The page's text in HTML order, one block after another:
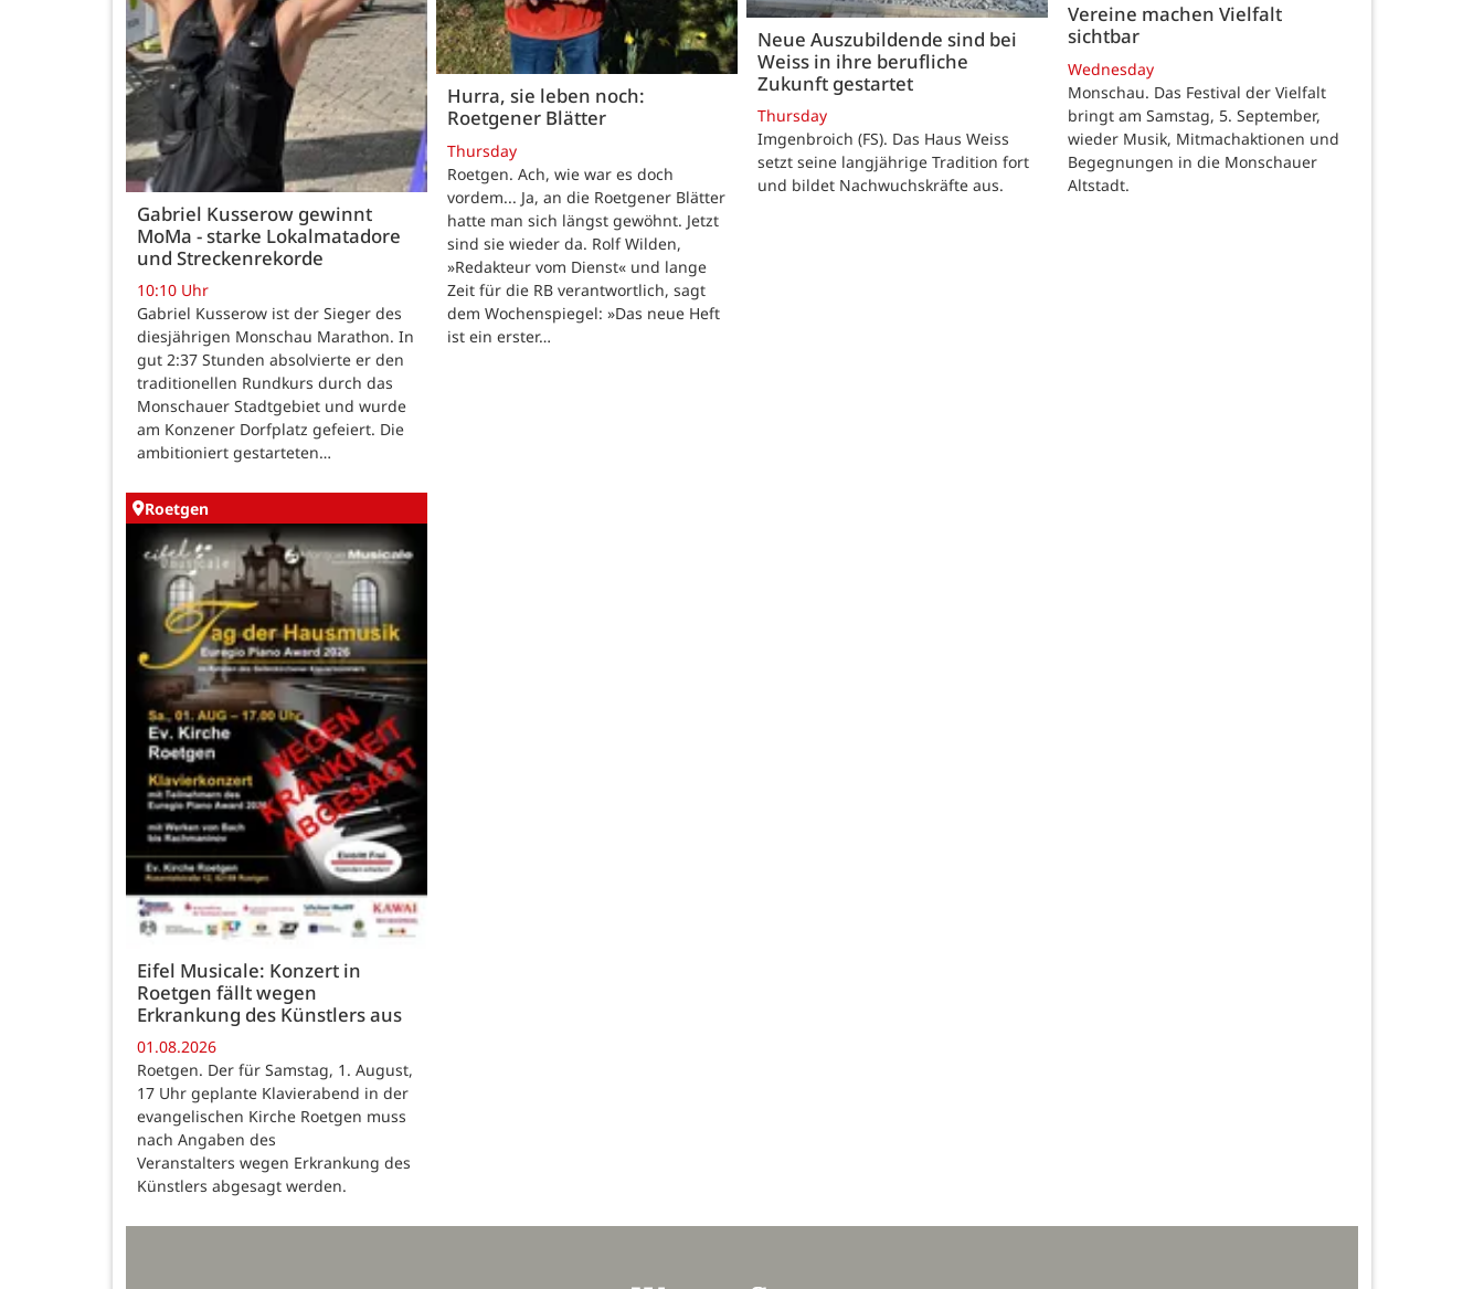
Gabriel Kusserow gewinnt
MoMa - starke Lokalmatadore
und Streckenrekorde
10:10 Uhr
Gabriel Kusserow ist der Sieger des
diesjährigen Monschau Marathon. In
gut 2:37 Stunden absolvierte er den
traditionellen Rundkurs durch das
Monschauer Stadtgebiet und wurde
am Konzener Dorfplatz gefeiert. Die
ambitioniert gestarteten…
Hurra, sie leben noch:
Roetgener Blätter
Thursday
Roetgen. Ach, wie war es doch
vordem... Ja, an die Roetgener Blätter
hatte man sich längst gewöhnt. Jetzt
sind sie wieder da. Rolf Wilden,
»Redakteur vom Dienst« und lange
Zeit für die RB verantwortlich, sagt
dem Wochenspiegel: »Das neue Heft
ist ein erster…
Neue Auszubildende sind bei
Weiss in ihre berufliche
Zukunft gestartet
Thursday
Imgenbroich (FS). Das Haus Weiss
setzt seine langjährige Tradition fort
und bildet Nachwuchskräfte aus.
Vereine machen Vielfalt
sichtbar
Wednesday
Monschau. Das Festival der Vielfalt
bringt am Samstag, 5. September,
wieder Musik, Mitmachaktionen und
Begegnungen in die Monschauer
Altstadt.
Roetgen
Eifel Musicale: Konzert in
Roetgen fällt wegen
Erkrankung des Künstlers aus
01.08.2026
Roetgen. Der für Samstag, 1. August,
17 Uhr geplante Klavierabend in der
evangelischen Kirche Roetgen muss
nach Angaben des
Veranstalters wegen Erkrankung des
Künstlers abgesagt werden.